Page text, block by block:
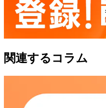
関連するコラム